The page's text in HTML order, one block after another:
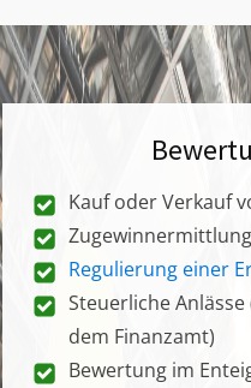
Kauf oder Verkauf
Regulierung einer
Steuerliche
dem Finanzamt)
Bewertung im